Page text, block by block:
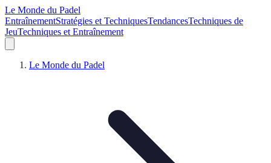
Le Monde du Padel
EntraînementStratégies et TechniquesTendancesTechniques de
JeuTechniques et Entraînement
Le Monde du Padel